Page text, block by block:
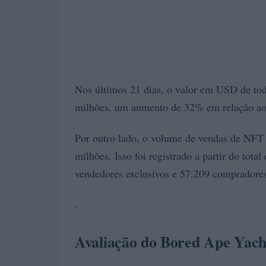
Nos últimos 21 dias, o valor em USD de
milhões, um aumento de 32% em relação
Por outro lado, o volume de vendas de
milhões. Isso foi registrado a partir do total
vendedores exclusivos e 57.209
.
Avaliação do Bored Ape